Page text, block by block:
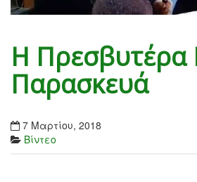
Η Πρεσβυτέρα
Παρασκευά
7 Μαρτίου, 2018
Βίντεο